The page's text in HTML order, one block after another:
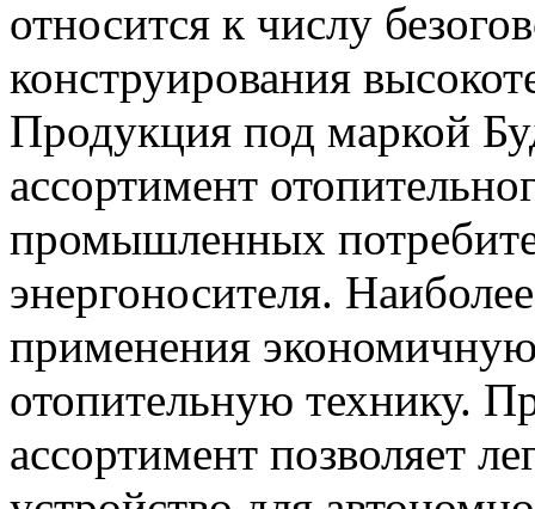
относится к числу
конструирования
Продукция под маркой
ассортимент
промышленных
энергоносителя.
применения
отопительную технику.
ассортимент позволяет